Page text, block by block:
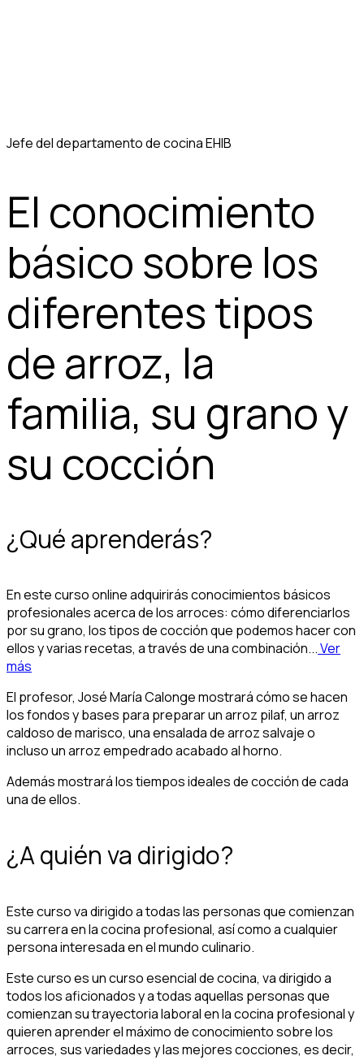
Jefe del departamento de cocina EHIB
El conocimiento
básico sobre los
diferentes tipos
de arroz, la
familia, su grano y
su cocción
¿Qué aprenderás?
En este curso online adquirirás conocimientos básicos
profesionales acerca de los arroces: cómo diferenciarlos
por su grano, los tipos de cocción que podemos hacer con
ellos y varias recetas, a través de una combinación...Ver
más
El profesor, José María Calonge mostrará cómo se hacen
los fondos y bases para preparar un arroz pilaf, un arroz
caldoso de marisco, una ensalada de arroz salvaje o
incluso un arroz empedrado acabado al horno.
Además mostrará los tiempos ideales de cocción de cada
una de ellos.
¿A quién va dirigido?
Este curso va dirigido a todas las personas que comienzan
su carrera en la cocina profesional, así como a cualquier
persona interesada en el mundo culinario.
Este curso es un curso esencial de cocina, va dirigido a
todos los aficionados y a todas aquellas personas que
comienzan su trayectoria laboral en la cocina profesional y
quieren aprender el máximo de conocimiento sobre los
arroces, sus variedades y las mejores cocciones, es decir,